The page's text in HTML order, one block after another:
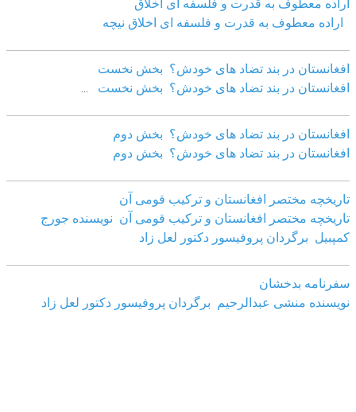
اراده معطوف به قدرت و فلسفه ای اخلاق
اراده معطوف به قدرت و فلسفه ای اخلاق نیچه
افغانستان در بند تضاد های خودش؟ بخش نخست
افغانستان در بند تضاد های خودش؟ بخش نخست
افغانستان در بند تضاد های خودش؟ بخش دوم
افغانستان در بند تضاد های خودش؟ بخش دوم
تاریخچه مختصر افغانستان و ترکیب قومی آن
تاریخچه مختصر افغانستان و ترکیب قومی آن نویسنده جورج
کمپبیل برگردان پروفیسور دکتور لعل زاد
سفرنامه بدخشان
نویسنده منشی عبدالرحیم برگردان پروفیسور دکتور لعل زاد